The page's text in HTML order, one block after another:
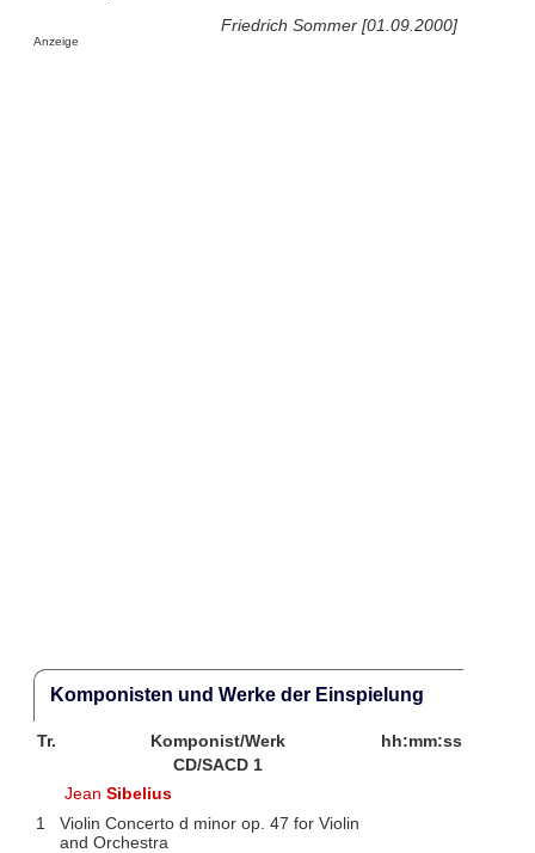
Friedrich Sommer [01.09.2000]
Anzeige
Komponisten und Werke der Einspielung
Tr. Komponist/Werk
hh:mm:ss
CD/SACD 1
JeanSibelius
1
Violin Concerto d minor op. 47 for Violin
and Orchestra